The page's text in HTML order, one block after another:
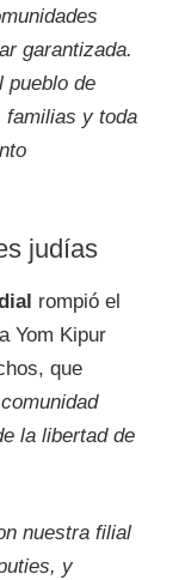
garantizada.
pueblo de
y toda
judías
rompió el
Yom Kipur
que
la libertad de
nuestra filial
y